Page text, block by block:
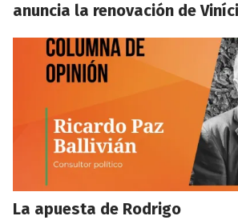
anuncia la renovación de
La apuesta de Rodrigo